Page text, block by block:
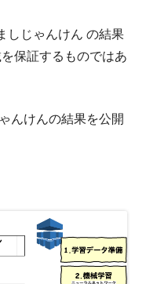
しじゃんけん の結果
保証するものではあ
んけんの結果を公開